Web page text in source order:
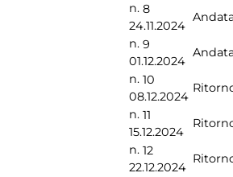
n. 8
24.11.2024
n. 9
01.12.2024
n. 10
08.12.2024
n. 11
15.12.2024
n. 12
22.12.2024